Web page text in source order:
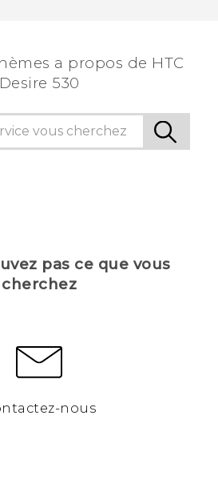
a propos de HTC
Desire 530
pas ce que vous
cherchez
nous